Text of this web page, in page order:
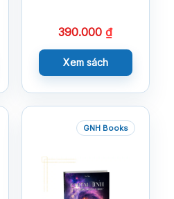
390.000₫
Xem sách
GNH Books